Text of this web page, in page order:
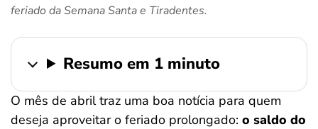
feriado da Semana Santa e Tiradentes.
Resumo em 1 minuto
O mês de abril traz uma boa notícia para quem
deseja aproveitar o feriado prolongado: o saldo do